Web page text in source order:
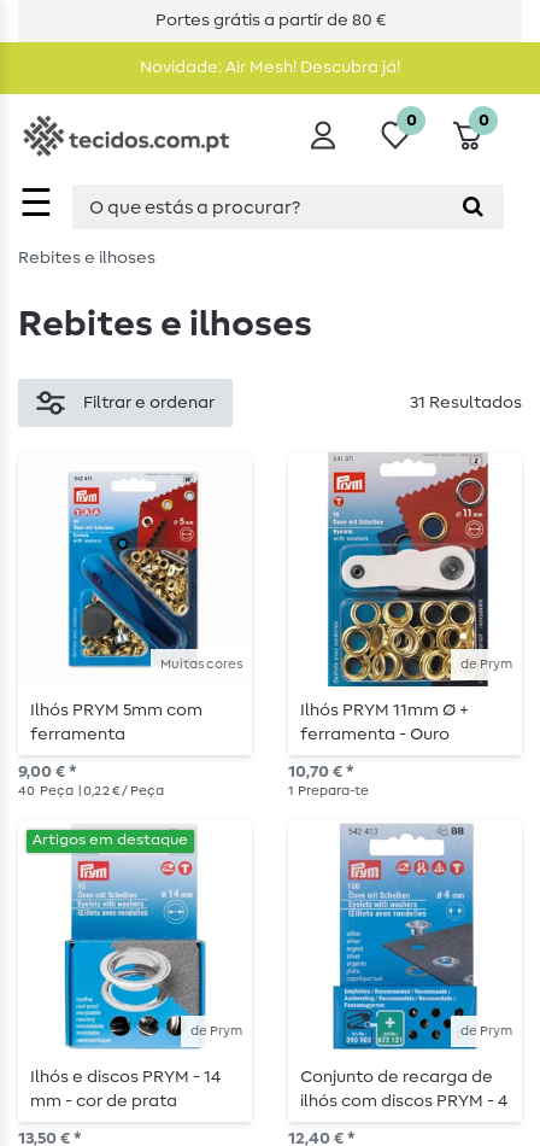
Portes grátis a partir de 80 €
Novidade: Air Mesh! Descubra já!
☰
0 0
Rebites e ilhoses
Rebites e ilhoses
Filtrar e ordenar 31 Resultados
Muitas cores
Ilhós PRYM 5mm com
ferramenta
9,00 € *
40 Peça | 0,22 € / Peça
de Prym
Ilhós PRYM 11mm Ø +
ferramenta - Ouro
10,70 € *
1 Prepara-te
de Prym
Artigos em destaque
Ilhós e discos PRYM - 14
mm - cor de prata
13,50 € *
de Prym
Conjunto de recarga de
ilhós com discos PRYM - 4
mm - prateado
12,40 € *